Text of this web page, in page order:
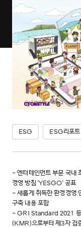
ESG ESG리포트
- 엔터테인먼트 부문 국내
경영 방침 'YESGO' 공표
- 새롭게 취득한 환경경영
구축 내용 포함
- GRI Standard 2021 등
(KMR)으로부터 제3자 검